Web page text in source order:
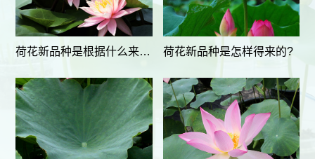
荷花新品种是根据什么来命名的? 荷花新品种是怎样得来的?